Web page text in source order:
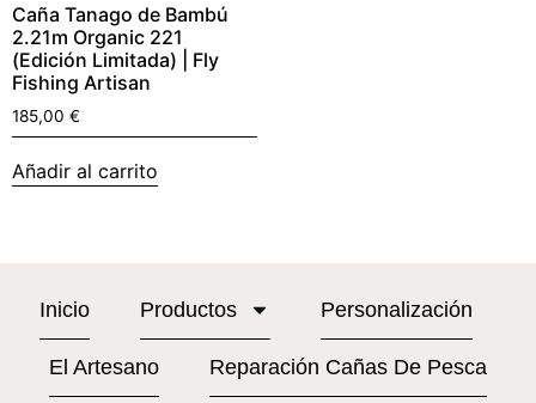
Caña Tanago de Bambú
2.21m Organic 221
(Edición Limitada) | Fly
Fishing Artisan
185,00 €
Añadir al carrito
Inicio Productos Personalización
El Artesano Reparación Cañas De Pesca